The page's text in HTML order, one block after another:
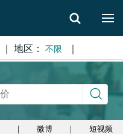
搜索
地区： 不限
｜ 微博 ｜ 短视频